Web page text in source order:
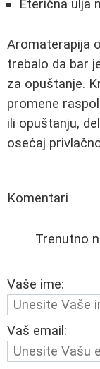
Eterična ulja
Aromaterapija
trebalo da bar
za opuštanje.
promene
ili opuštanju,
osećaj
Komentari
Trenutno
Vaše ime:
Vaš email: